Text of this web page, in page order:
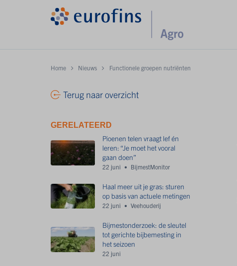
Home Nieuws Functionele groepen nutriënten
Terug naar overzicht
GERELATEERD
Pioenen telen vraagt lef én
leren: “Je moet het vooral
gaan doen”
22 juni BijmestMonitor
Haal meer uit je gras: sturen
op basis van actuele metingen
22 juni Veehouderij
Bijmestonderzoek: de sleutel
tot gerichte bijbemesting in
het seizoen
22 juni